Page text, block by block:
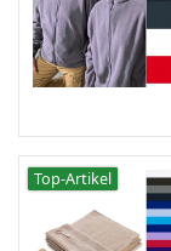
Top-Artikel